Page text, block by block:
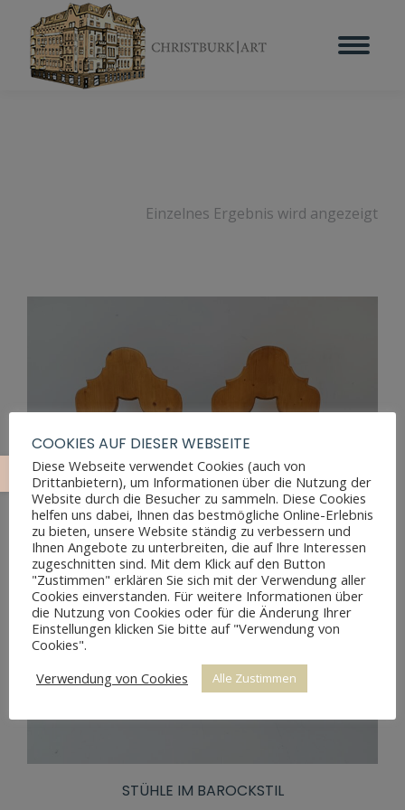
Einzelnes Ergebnis wird angezeigt
STÜHLE IM BAROCKSTIL
COOKIES AUF DIESER WEBSEITE
Diese Webseite verwendet Cookies (auch von
Drittanbietern), um Informationen über die Nutzung der
Website durch die Besucher zu sammeln. Diese Cookies
helfen uns dabei, Ihnen das bestmögliche Online-Erlebnis
zu bieten, unsere Website ständig zu verbessern und
Ihnen Angebote zu unterbreiten, die auf Ihre Interessen
zugeschnitten sind. Mit dem Klick auf den Button
"Zustimmen" erklären Sie sich mit der Verwendung aller
Cookies einverstanden. Für weitere Informationen über
die Nutzung von Cookies oder für die Änderung Ihrer
Einstellungen klicken Sie bitte auf "Verwendung von
Cookies".
Verwendung von Cookies
Alle Zustimmen